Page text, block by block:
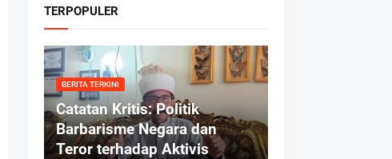
TERPOPULER
BERITA TERKINI
Catatan Kritis: Politik
Barbarisme Negara dan
Teror terhadap Aktivis